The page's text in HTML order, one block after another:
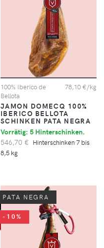
100% Iberico de
Bellota
78,10 €/kg
JAMON DOMECQ 100%
IBERICO BELLOTA
SCHINKEN PATA NEGRA
Vorrätig: 5 Hinterschinken.
546,70 € Hinterschinken 7 bis
8,5 kg
PATA NEGRA
-10%